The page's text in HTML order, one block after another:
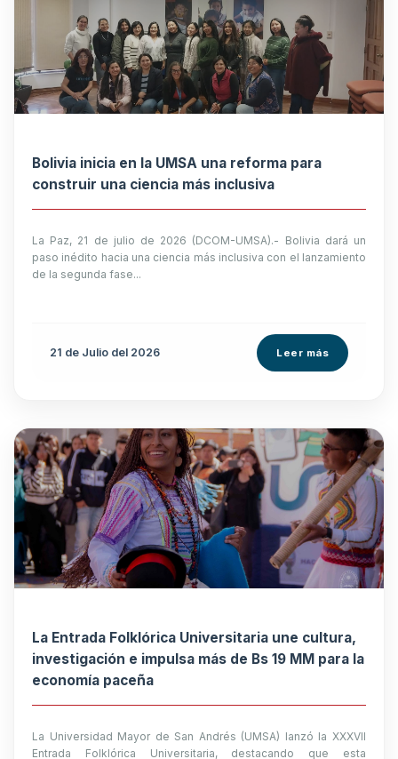
Bolivia inicia en la UMSA una reforma para
construir una ciencia más inclusiva
La Paz, 21 de julio de 2026 (DCOM-UMSA).- Bolivia dará un
paso inédito hacia una ciencia más inclusiva con el lanzamiento
de la segunda fase...
21 de Julio del 2026 Leer más
La Entrada Folklórica Universitaria une cultura,
investigación e impulsa más de Bs 19 MM para la
economía paceña
La Universidad Mayor de San Andrés (UMSA) lanzó la XXXVII
Entrada Folklórica Universitaria, destacando que esta